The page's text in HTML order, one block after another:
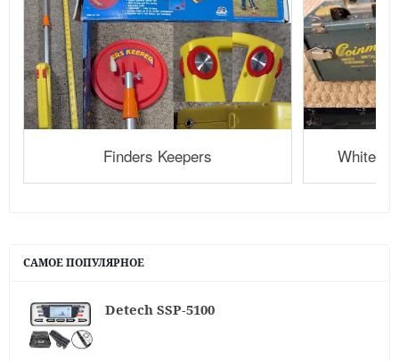
Finders Keepers White's
САМОЕ ПОПУЛЯРНОЕ
Detech SSP-5100